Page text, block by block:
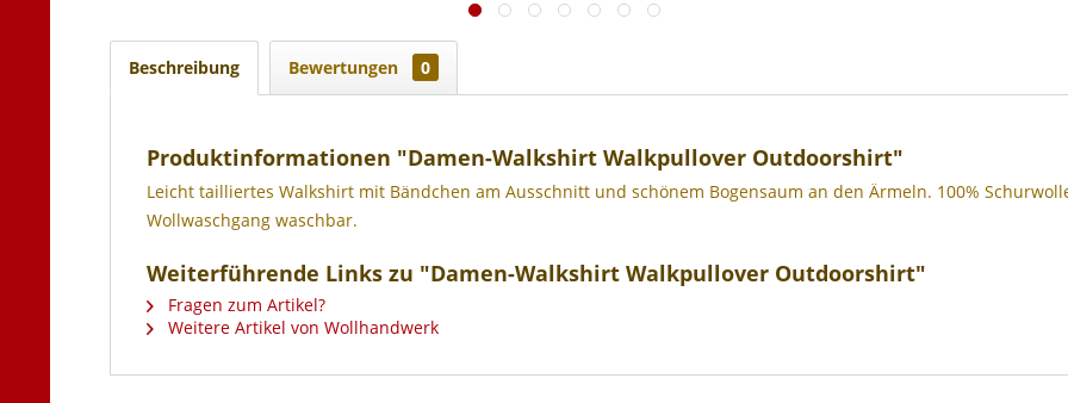
Beschreibung Bewertungen 0
Produktinformationen "Damen-Walkshirt Walkpullover Outdoorshirt"
Leicht tailliertes Walkshirt mit Bändchen am Ausschnitt und schönem Bogensaum an den Ärmeln. 100%
Wollwaschgang waschbar.
Weiterführende Links zu "Damen-Walkshirt Walkpullover Outdoorshirt"
Fragen zum Artikel?
Weitere Artikel von Wollhandwerk